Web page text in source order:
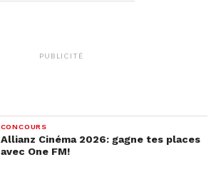
PUBLICITÉ
CONCOURS
Allianz Cinéma 2026: gagne tes places
avec One FM!